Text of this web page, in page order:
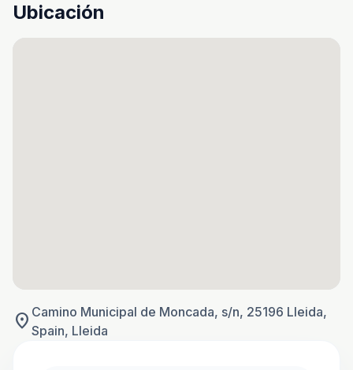
Ubicación
location_on Camino Municipal de Moncada, s/n, 25196 Lleida,
Spain, Lleida